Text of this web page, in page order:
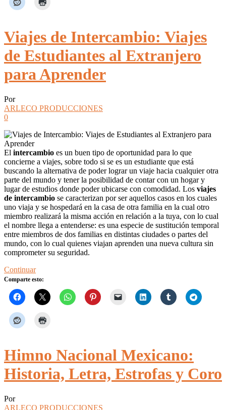
Viajes de Intercambio: Viajes
de Estudiantes al Extranjero
para Aprender
Por
ARLECO PRODUCCIONES
0
El intercambio es un buen tipo de oportunidad para lo que
concierne a viajes, sobre todo si se es un estudiante que está
buscando la alternativa de poder lograr un viaje hacia cualquier otra
parte del mundo y tener la posibilidad de contar con un hogar y
lugar de estudios donde poder ubicarse con comodidad. Los viajes
de intercambio se caracterizan por ser aquellos casos en los cuales
uno viaja y se hospedará en la casa de otra familia en la cual otro
miembro realizará la misma acción en relación a la tuya, con lo cual
el nombre llega a entenderse: es una especie de sustitución temporal
entre miembros de dos familias en distintas ciudades o partes del
mundo, con lo cual quienes viajan aprenden una nueva cultura sin
comprometer su seguridad.
Continuar
Comparte esto:
Himno Nacional Mexicano:
Historia, Letra, Estrofas y Coro
Por
ARLECO PRODUCCIONES